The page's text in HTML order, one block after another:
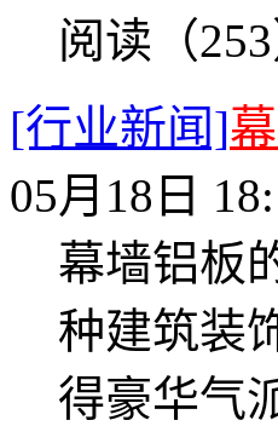
阅读（253
[行业新闻]
05月18日
幕墙铝板
种建筑装
得豪华气